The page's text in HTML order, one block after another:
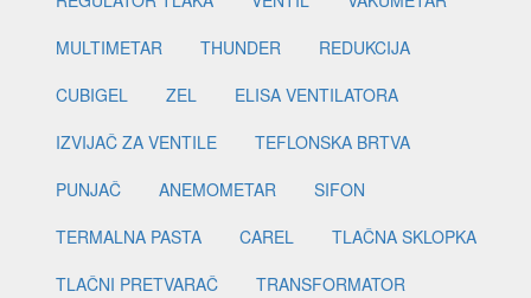
MULTIMETAR
THUNDER
REDUKCIJA
CUBIGEL
ZEL
ELISA VENTILATORA
IZVIJAČ ZA VENTILE
TEFLONSKA BRTVA
PUNJAČ
ANEMOMETAR
SIFON
TERMALNA PASTA
CAREL
TLAČNA SKLOPKA
TLAČNI PRETVARAČ
TRANSFORMATOR